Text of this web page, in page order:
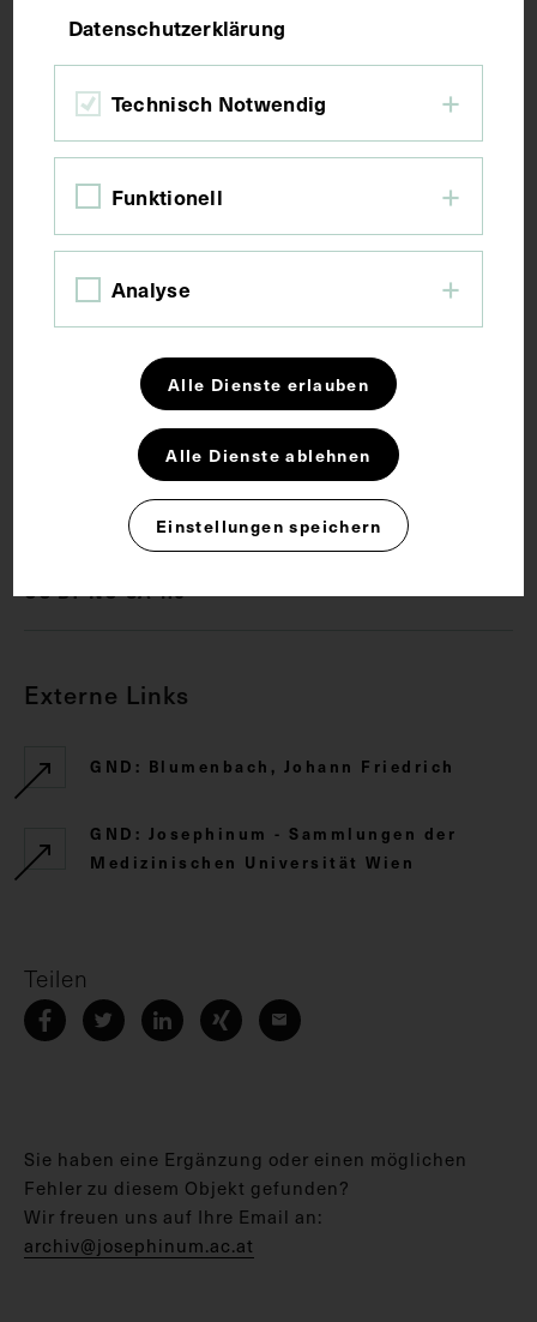
Bildmaß 17,9 x 10,9 cm
Bildmaß inkl. Untergrund 31,7 x 22 cm
Vorderseitig mit einem Stempel des Instituts für
Geschichte der Medizin, Wien, versehen.
Schlagwörter
Anthropologie Bildnis
CC BY-NC-SA 4.0
Externe Links
GND: Blumenbach, Johann Friedrich
GND: Josephinum - Sammlungen der
Medizinischen Universität Wien
Teilen
Sie haben eine Ergänzung oder einen möglichen
Fehler zu diesem Objekt gefunden?
Wir freuen uns auf Ihre Email an:
archiv@josephinum.ac.at
Datenschutzerklärung
Technisch Notwendig
Funktionell
Analyse
Alle Dienste erlauben
Alle Dienste ablehnen
Einstellungen speichern